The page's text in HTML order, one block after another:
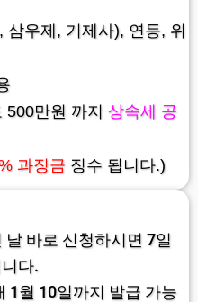
삼우제, 기제사), 연등, 위
만원 까지 상속세 공
과징금 징수 됩니다.)
바로 신청하시면 7일
다.
1월 10일까지 발급 가능